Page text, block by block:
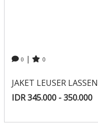
0 | 0
JAKET LEUSER LASSEN
IDR 345.000 - 350.000